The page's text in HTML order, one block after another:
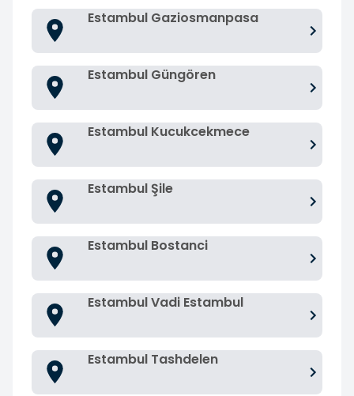
Estambul Gaziosmanpasa
Estambul Güngören
Estambul Kucukcekmece
Estambul Şile
Estambul Bostanci
Estambul Vadi Estambul
Estambul Tashdelen